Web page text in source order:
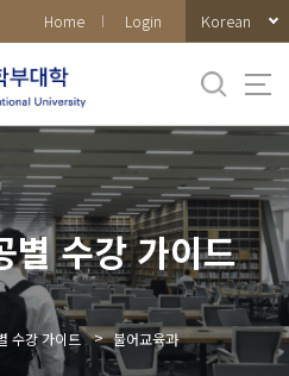
Home Login Korean
별 수강 가이드
수강 가이드 > 불어교육과